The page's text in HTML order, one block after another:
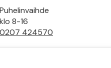
Puhelinvaihde
klo 8-16
0207 424570